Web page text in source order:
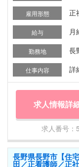
雇用形態 正
給与
勤務地 長
仕事内容 詳
求人情報詳
求人番号
長野県長野市【住
田／正看護師／正